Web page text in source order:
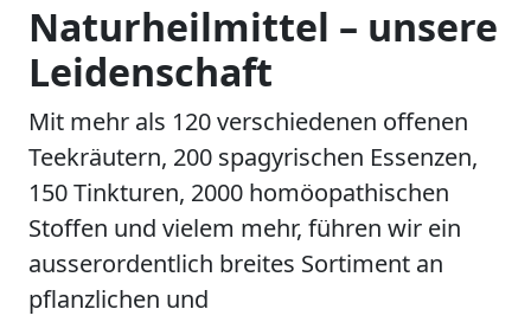
Naturheilmittel – unsere
Leidenschaft
Mit mehr als 120 verschiedenen offenen
Teekräutern, 200 spagyrischen Essenzen,
150 Tinkturen, 2000 homöopathischen
Stoffen und vielem mehr, führen wir ein
ausserordentlich breites Sortiment an
pflanzlichen und